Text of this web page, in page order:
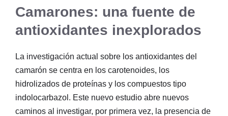
Camarones: una fuente de
antioxidantes inexplorados
La investigación actual sobre los antioxidantes del
camarón se centra en los carotenoides, los
hidrolizados de proteínas y los compuestos tipo
indolocarbazol. Este nuevo estudio abre nuevos
caminos al investigar, por primera vez, la presencia de